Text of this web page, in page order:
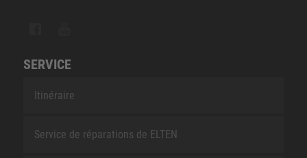
SERVICE
Itinéraire
Service de réparations de ELTEN